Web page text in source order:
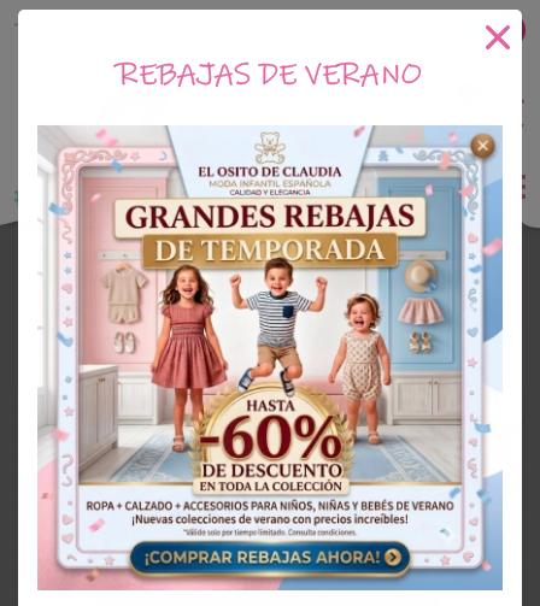
El Osito de Claudia
Tu tienda online de Moda Infantil
0€
Outlet Niña
OUTLET
REBAJAS DE VERANO